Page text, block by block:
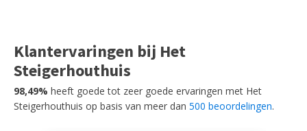
Klantervaringen bij Het
Steigerhouthuis
98,49% heeft goede tot zeer goede ervaringen met Het
Steigerhouthuis op basis van meer dan 500 beoordelingen.